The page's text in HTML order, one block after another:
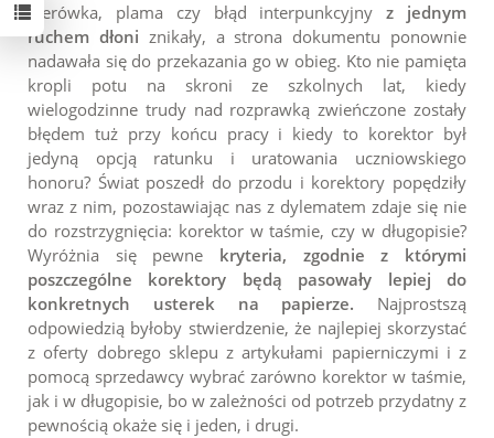
literówka, plama czy błąd interpunkcyjnyz jednym
ruchem dłoni znikały, a strona dokumentu ponownie
nadawała się do przekazania go w obieg. Kto nie pamięta
kropli potu na skroni ze szkolnych lat, kiedy
wielogodzinne trudy nad rozprawką zwieńczone zostały
błędem tuż przy końcu pracy i kiedy to korektor był
jedyną opcją ratunku i uratowania uczniowskiego
honoru? Świat poszedł do przodu i korektory popędziły
wraz z nim, pozostawiając nas z dylematem zdaje się nie
do rozstrzygnięcia: korektor w taśmie, czy w długopisie?
Wyróżnia się pewne kryteria, zgodnie z którymi
poszczególne korektory będą pasowały lepiej do
konkretnych usterek na papierze. Najprostszą
odpowiedzią byłoby stwierdzenie, że najlepiej skorzystać
z oferty dobrego sklepu zartykułami papierniczymi i z
pomocą sprzedawcy wybrać zarówno korektor w taśmie,
jak i w długopisie, bo w zależności od potrzeb przydatny z
pewnością okaże się i jeden, i drugi.